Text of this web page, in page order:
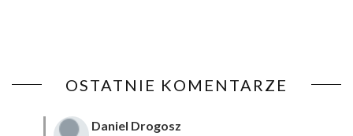
OSTATNIE KOMENTARZE
Daniel Drogosz